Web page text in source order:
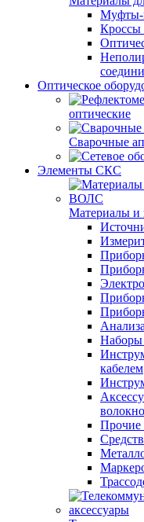
Муфты-
Кроссы
Оптическое
оптические
Сварочные
Элементы СКС
Материалы
Наборы
кабелем
Прочие